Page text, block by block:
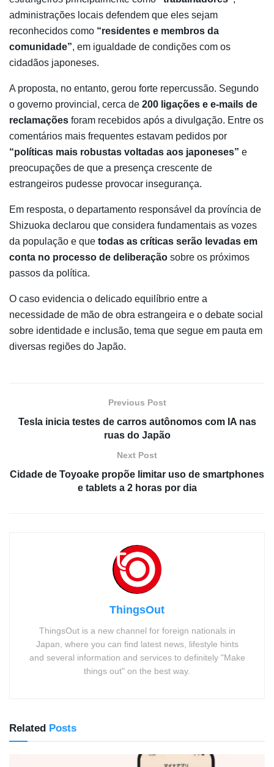
administrações locais defendem que eles sejam
reconhecidos como “residentes e membros da
comunidade”, em igualdade de condições com os
cidadãos japoneses.
A proposta, no entanto, gerou forte repercussão. Segundo
o governo provincial, cerca de 200 ligações e e-mails de
reclamações foram recebidos após a divulgação. Entre os
comentários mais frequentes estavam pedidos por
“políticas mais robustas voltadas aos japoneses” e
preocupações de que a presença crescente de
estrangeiros pudesse provocar insegurança.
Em resposta, o departamento responsável da província de
Shizuoka declarou que considera fundamentais as vozes
da população e que todas as críticas serão levadas em
conta no processo de deliberação sobre os próximos
passos da política.
O caso evidencia o delicado equilíbrio entre a
necessidade de mão de obra estrangeira e o debate social
sobre identidade e inclusão, tema que segue em pauta em
diversas regiões do Japão.
Previous Post
Tesla inicia testes de carros autônomos com IA nas
ruas do Japão
Next Post
Cidade de Toyoake propõe limitar uso de smartphones
e tablets a 2 horas por dia
ThingsOut
ThingsOut is a new channel for foreign nationals in
Japan, where you can find latest news, lifestyle hints
and several information and services to definitely "Make
things out" on the best way.
Related Posts